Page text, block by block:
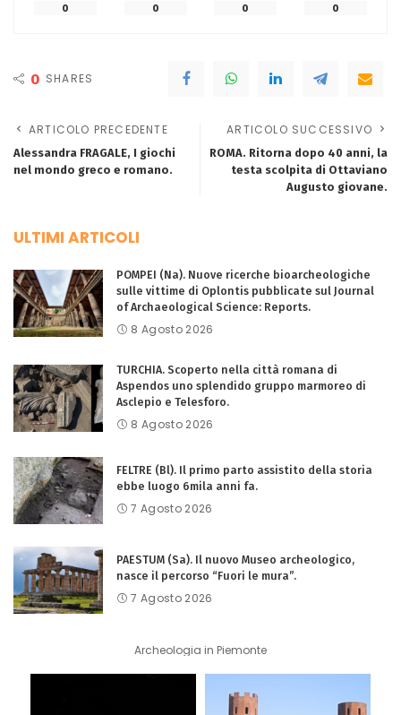
0 0 0 0
0 SHARES
ARTICOLO PRECEDENTE
Alessandra FRAGALE, I giochi
nel mondo greco e romano.
ARTICOLO SUCCESSIVO
ROMA. Ritorna dopo 40 anni, la
testa scolpita di Ottaviano
Augusto giovane.
ULTIMI ARTICOLI
POMPEI (Na). Nuove ricerche bioarcheologiche
sulle vittime di Oplontis pubblicate sul Journal
of Archaeological Science: Reports.
8 Agosto 2026
TURCHIA. Scoperto nella città romana di
Aspendos uno splendido gruppo marmoreo di
Asclepio e Telesforo.
8 Agosto 2026
FELTRE (Bl). Il primo parto assistito della storia
ebbe luogo 6mila anni fa.
7 Agosto 2026
PAESTUM (Sa). Il nuovo Museo archeologico,
nasce il percorso “Fuori le mura”.
7 Agosto 2026
Archeologia in Piemonte